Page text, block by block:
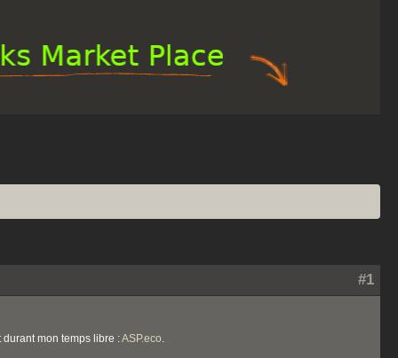
#1
mon temps libre :ASP.eco.